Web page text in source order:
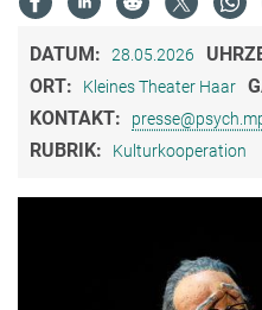
DATUM: 28.05.2026
ORT: Kleines Theater Haar
KONTAKT:
RUBRIK: Kulturkooperation